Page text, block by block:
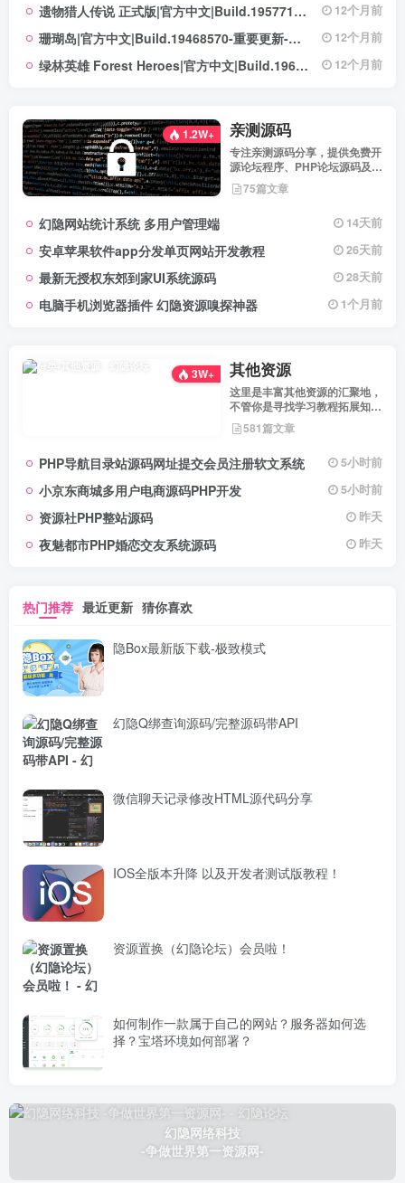
遗物猎人传说 正式版|官方中文|Build.19577129+全DLC|解压即撸| 12个月前
珊瑚岛|官方中文|Build.19468570-重要更新-沙盒|解压即撸| 12个月前
绿林英雄 Forest Heroes|官方中文|Build.19609351+全DLC|解压即撸| 12个月前
1.2W+ 亲测源码
专注亲测源码分享，提供免费开
源论坛程序、PHP论坛源码及论
坛搭建解决方案，所有源码均经
实际测试可用，助力快速搭建稳
75篇文章
幻隐网站统计系统 多用户管理端 14天前
安卓苹果软件app分发单页网站开发教程 26天前
最新无授权东郊到家UI系统源码 28天前
电脑手机浏览器插件 幻隐资源嗅探神器 1个月前
3W+ 其他资源
这里是丰富其他资源的汇聚地，
不管你是寻找学习教程拓展知
识，还是搜集各类素材激发创作
灵感，亦或是查询专业数据辅助
源定期更新、分类清晰、下载便
务，快来探索发现所需资源！
581篇文章
PHP导航目录站源码网址提交会员注册软文系统 5小时前
小京东商城多用户电商源码PHP开发 5小时前
资源社PHP整站源码 昨天
夜魅都市PHP婚恋交友系统源码 昨天
热门推荐 最近更新 猜你喜欢
隐Box最新版下载-极致模式
幻隐Q绑查询源码/完整源码带API
微信聊天记录修改HTML源代码分享
IOS全版本升降 以及开发者测试版教程！
资源置换（幻隐论坛）会员啦！
如何制作一款属于自己的网站？服务器如何选
择？宝塔环境如何部署？
幻隐网络科技
-争做世界第一资源网-